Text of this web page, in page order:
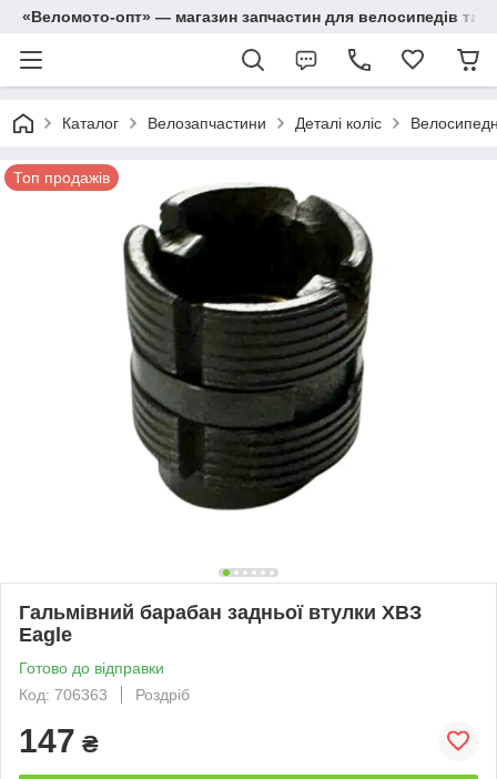
«Веломото-опт» — магазин запчастин для велосипедів та
Каталог Велозапчастини Деталі коліс
Топ продажів
Гальмівний барабан задньої втулки ХВЗ
Eagle
Готово до відправки
Код: 706363
Роздріб
147 ₴